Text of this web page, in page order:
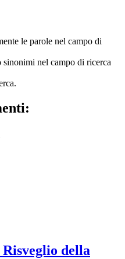
le parole nel campo di
nel campo di ricerca
della